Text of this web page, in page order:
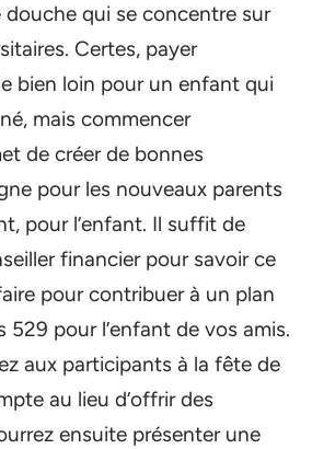
qui se concentre sur
Certes, payer
bien loin pour un enfant qui
mais commencer
de créer de bonnes
pour les nouveaux parents
pour l’enfant. Il suffit de
financier pour savoir ce
pour contribuer à un plan
529 pour l’enfant de vos amis.
aux participants à la fête de
au lieu d’offrir des
ensuite présenter une